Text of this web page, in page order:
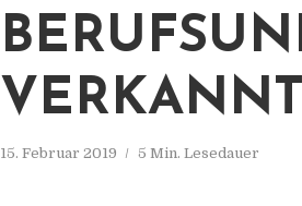
15. Februar 2019 5 Min. Lesedauer